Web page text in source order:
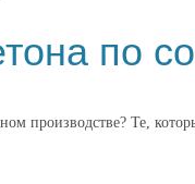
по
производстве? Те,